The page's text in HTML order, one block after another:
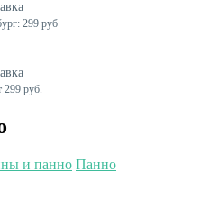
и панно Панно